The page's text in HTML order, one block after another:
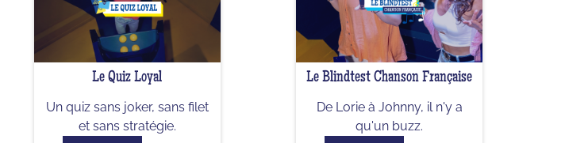
Le Quiz Loyal
Un quiz sans joker, sans filet
et sans stratégie.
Le Blindtest Chanson Française
De Lorie à Johnny, il n'y a
qu'un buzz.